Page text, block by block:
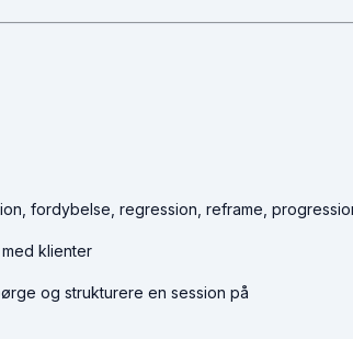
fordybelse, regression, reframe,
klienter
og strukturere en session på